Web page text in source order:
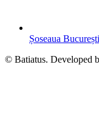
Șoseaua
© Batiatus. Developed